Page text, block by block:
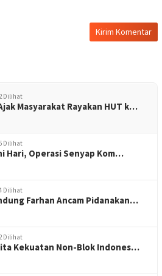
Dilihat
Masyarakat Rayakan HUT k…
Dilihat
Hari, Operasi Senyap Kom…
Dilihat
Farhan Ancam Pidanakan…
Dilihat
Kekuatan Non-Blok Indones…